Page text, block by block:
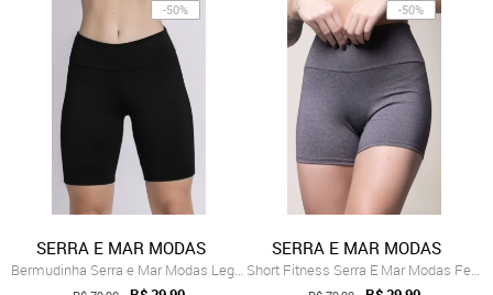
-50%
SERRA E MAR MODAS
Bermudinha Serra e Mar Modas Legging Fitness Preto
-50%
SERRA E MAR MODAS
Short Fitness Serra E Mar Modas Feminino...